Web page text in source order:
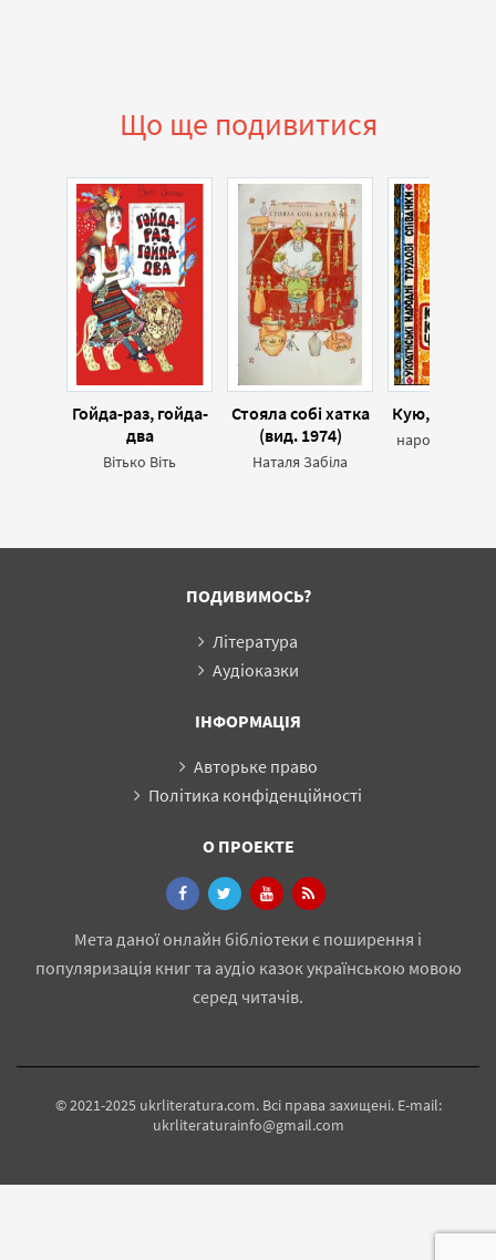
Що ще подивитися
Гойда-раз, гойда-
два
Вітько Віть
Стояла собі хатка
(вид. 1974)
Наталя Забіла
Кую, кую
народ
ПОДИВИМОСЬ?
Література
Аудіоказки
ІНФОРМАЦІЯ
Авторьке право
Політика конфіденційності
О ПРОЕКТЕ
Мета даної онлайн бібліотеки є поширення і
популяризація книг та аудіо казок українською мовою
серед читачів.
© 2021-2025 ukrliteratura.com. Всі права захищені. E-mail:
ukrliteraturainfo@gmail.com